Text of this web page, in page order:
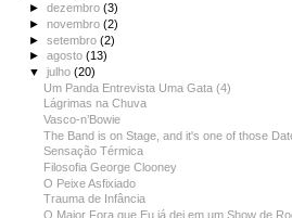
►dezembro(3)
►novembro(2)
►setembro(2)
►agosto(13)
▼julho(20)
Um Panda Entrevista Uma Gata (4)
Lágrimas na Chuva
Vasco-n’Bowie
The Band is on Stage, and it's one of those
Sensação Térmica
Filosofia George Clooney
O Peixe Asfixiado
Trauma de Infância
O Maior Fora que Eu já dei em um Show de